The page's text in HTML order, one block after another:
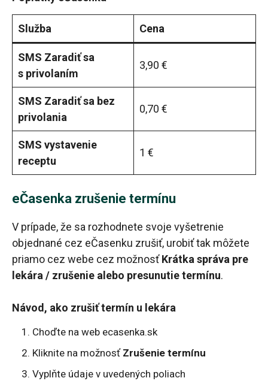
Služba Cena
SMS Zaradiť sa
s privolaním
3,90 €
SMS Zaradiť sa bez
privolania
0,70 €
SMS vystavenie
receptu
1 €
eČasenka zrušenie termínu
V prípade, že sa rozhodnete svoje vyšetrenie
objednané cez eČasenku zrušiť, urobiť tak môžete
priamo cez webe cez možnosťKrátka správa pre
lekára / zrušenie alebo presunutie termínu.
Návod, ako zrušiť termín u lekára
Choďte na web ecasenka.sk
Kliknite na možnosť Zrušenie termínu
Vyplňte údaje v uvedených poliach